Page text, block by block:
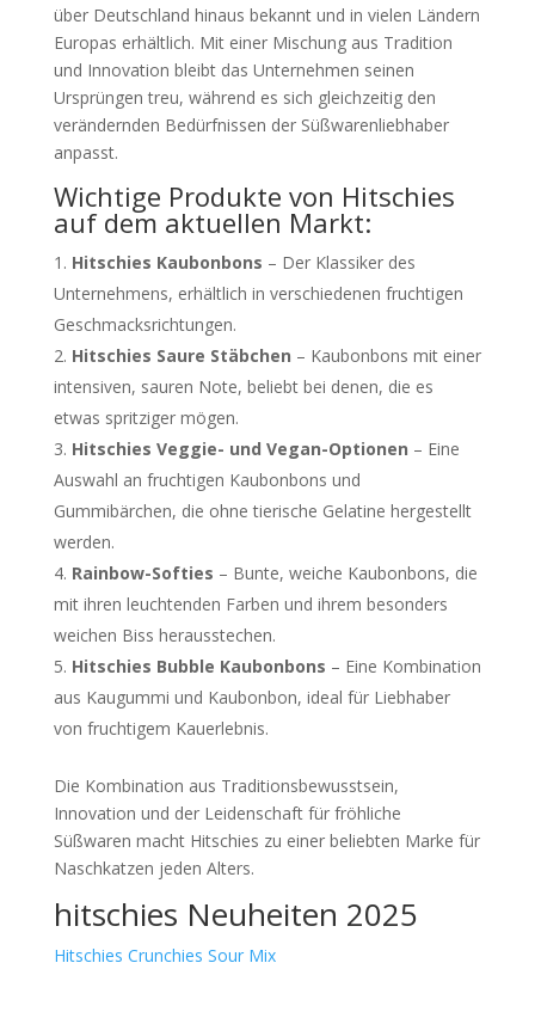
über Deutschland hinaus bekannt und in vielen Ländern
Europas erhältlich. Mit einer Mischung aus Tradition
und Innovation bleibt das Unternehmen seinen
Ursprüngen treu, während es sich gleichzeitig den
verändernden Bedürfnissen der Süßwarenliebhaber
anpasst.
Wichtige Produkte von Hitschies
auf dem aktuellen Markt:
Hitschies Kaubonbons – Der Klassiker des
Unternehmens, erhältlich in verschiedenen fruchtigen
Geschmacksrichtungen.
Hitschies Saure Stäbchen – Kaubonbons mit einer
intensiven, sauren Note, beliebt bei denen, die es
etwas spritziger mögen.
Hitschies Veggie- und Vegan-Optionen – Eine
Auswahl an fruchtigen Kaubonbons und
Gummibärchen, die ohne tierische Gelatine hergestellt
werden.
Rainbow-Softies – Bunte, weiche Kaubonbons, die
mit ihren leuchtenden Farben und ihrem besonders
weichen Biss herausstechen.
Hitschies Bubble Kaubonbons – Eine Kombination
aus Kaugummi und Kaubonbon, ideal für Liebhaber
von fruchtigem Kauerlebnis.
Die Kombination aus Traditionsbewusstsein,
Innovation und der Leidenschaft für fröhliche
Süßwaren macht Hitschies zu einer beliebten Marke für
Naschkatzen jeden Alters.
hitschies Neuheiten 2025
Hitschies Crunchies Sour Mix